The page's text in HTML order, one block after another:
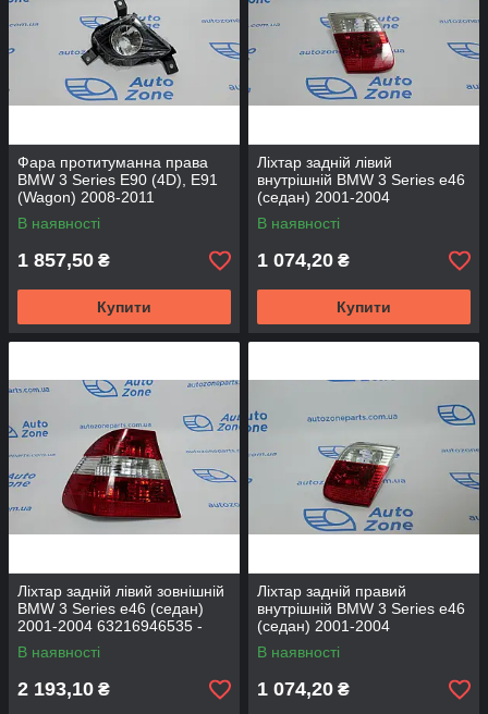
Фара протитуманна права
BMW 3 Series E90 (4D), E91
(Wagon) 2008-2011
63177199894 - DEPO
В наявності
1 857,50 ₴
Купити
Ліхтар задній лівий
внутрішній BMW 3 Series e46
(седан) 2001-2004
63216910537 - DEPO
В наявності
1 074,20 ₴
Купити
Ліхтар задній лівий зовнішній
BMW 3 Series e46 (седан)
2001-2004 63216946535 -
DEPO
В наявності
2 193,10 ₴
Ліхтар задній правий
внутрішній BMW 3 Series e46
(седан) 2001-2004
63216910538 - DEPO
В наявності
1 074,20 ₴